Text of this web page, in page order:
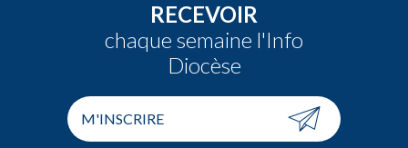
RECEVOIR
chaque semaine l'Info
Diocèse
M'INSCRIRE